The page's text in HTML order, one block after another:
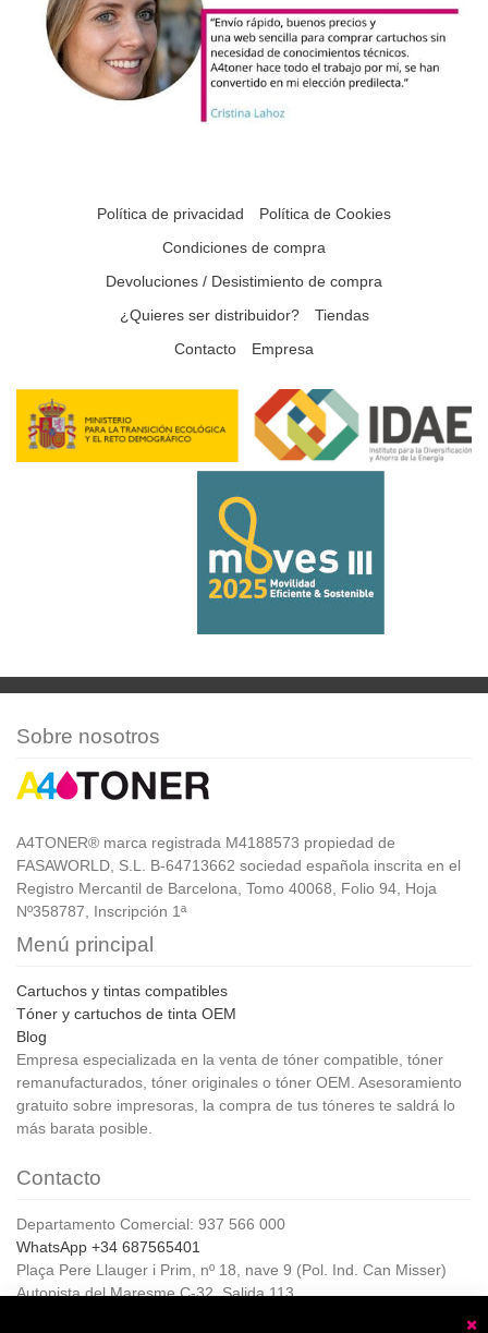
Política de privacidad
Política de Cookies
Condiciones de compra
Devoluciones / Desistimiento de compra
¿Quieres ser distribuidor?
Tiendas
Contacto
Empresa
Sobre nosotros
A4TONER® marca registrada M4188573 propiedad de
FASAWORLD, S.L. B-64713662 sociedad española inscrita en el
Registro Mercantil de Barcelona, Tomo 40068, Folio 94, Hoja
Nº358787, Inscripción 1ª
Menú principal
Cartuchos y tintas compatibles
Tóner y cartuchos de tinta OEM
Blog
Empresa especializada en la venta de tóner compatible, tóner
remanufacturados, tóner originales o tóner OEM. Asesoramiento
gratuito sobre impresoras, la compra de tus tóneres te saldrá lo
más barata posible.
Contacto
Departamento Comercial: 937 566 000
WhatsApp +34 687565401
Plaça Pere Llauger i Prim, nº 18, nave 9 (Pol. Ind. Can Misser)
Autopista del Maresme C-32, Salida 113